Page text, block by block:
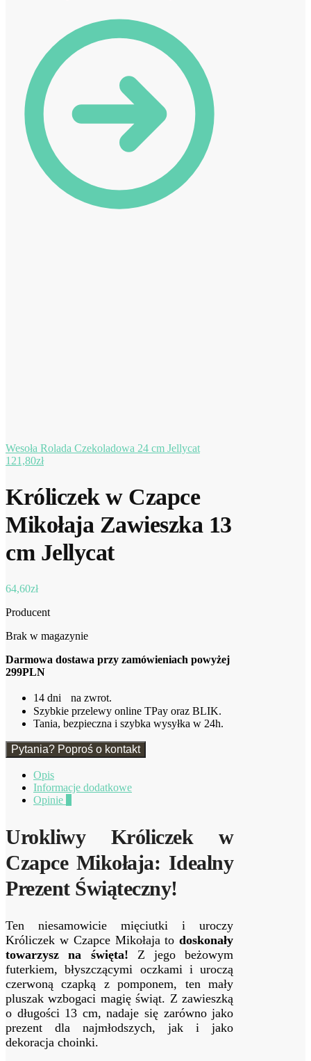
Wesoła Rolada Czekoladowa 24 cm Jellycat
121,80zł
Króliczek w Czapce
Mikołaja Zawieszka 13
cm Jellycat
64,60zł
Producent
Brak w magazynie
Darmowa dostawa przy zamówieniach powyżej
299PLN
14 dni na zwrot.
Szybkie przelewy online TPay oraz BLIK.
Tania, bezpieczna i szybka wysyłka w 24h.
Pytania? Poproś o kontakt
Opis
Informacje dodatkowe
Opinie
Urokliwy Króliczek w
Czapce Mikołaja: Idealny
Prezent Świąteczny!
Ten niesamowicie mięciutki i uroczy
Króliczek w Czapce Mikołaja todoskonały
towarzysz na święta! Z jego beżowym
futerkiem, błyszczącymi oczkami i uroczą
czerwoną czapką z pomponem, ten mały
pluszak wzbogaci magię świąt. Z zawieszką
o długości 13 cm, nadaje się zarówno jako
prezent dla najmłodszych, jak i jako
dekoracja choinki.